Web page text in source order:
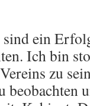
ein
Ich bin
zu